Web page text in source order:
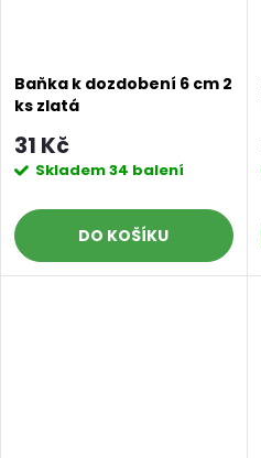
Baňka k dozdobení 6 cm 2
ks zlatá
31 Kč
Skladem34 balení
DO KOŠÍKU